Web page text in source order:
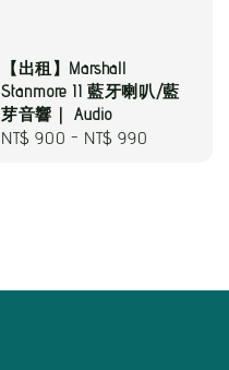
【出租】Marshall
Stanmore II 藍牙喇叭/藍
芽音響｜ Audio
Regular
NT$ 900 - NT$ 990